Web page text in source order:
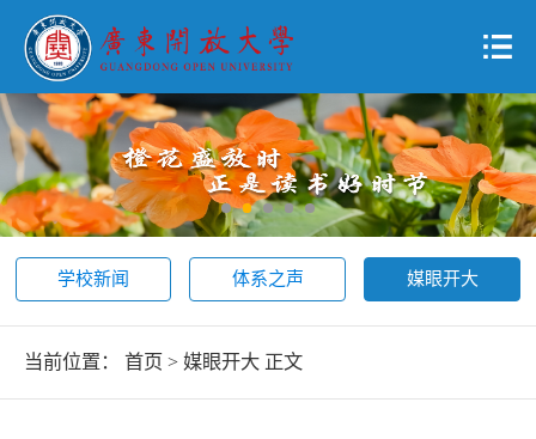
学校新闻 体系之声 媒眼开大
当前位置： 首页 > 媒眼开大 正文